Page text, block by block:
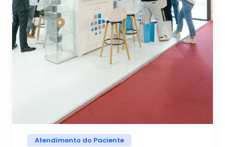
Atendimento do Paciente